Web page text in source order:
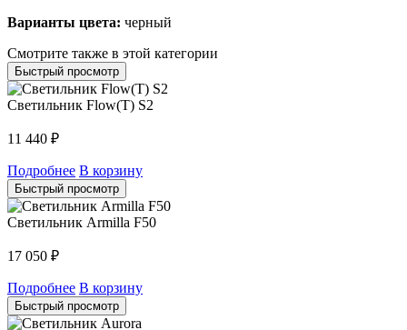
Варианты цвета: черный
Смотрите также в этой категории
Быстрый просмотр
Светильник Flow(T) S2
11 440 ₽
Подробнее В корзину
Быстрый просмотр
Светильник Armilla F50
17 050 ₽
Подробнее В корзину
Быстрый просмотр